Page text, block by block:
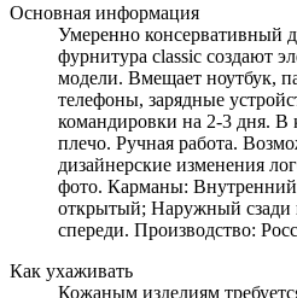
Основная информация
Умеренно консервативный
фурнитура classic создают
модели. Вмещает ноутбук,
телефоны, зарядные
командировки на 2-3 дня. В
плечо. Ручная работа.
дизайнерские изменения
фото. Карманы:
открытый; Наружный
спереди. Производство:
Как ухаживать
Кожаным изделиям